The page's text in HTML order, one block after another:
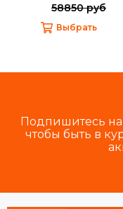
58850 руб
Выбрать
Подпишитесь на
чтобы быть в